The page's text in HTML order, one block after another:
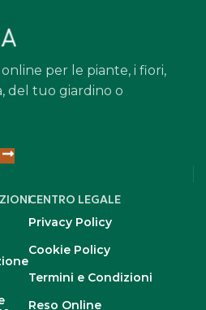
per le piante, i fiori,
del tuo giardino o
CENTRO LEGALE
Privacy Policy
Cookie Policy
Termini e Condizioni
Reso Online